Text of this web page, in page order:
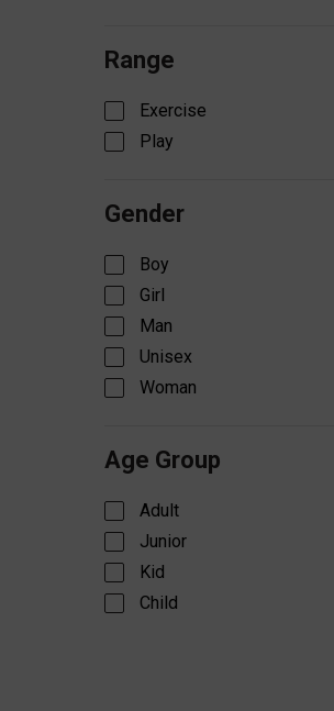
Range
Exercise
Play
Gender
Boy
Girl
Man
Unisex
Woman
Age Group
Adult
Junior
Kid
Child